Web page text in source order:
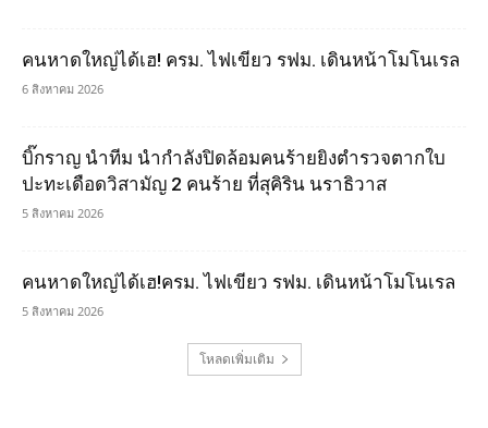
คนหาดใหญ่ได้เฮ! ครม. ไฟเขียว รฟม. เดินหน้าโมโนเรล
6 สิงหาคม 2026
บิ๊กราญ นำทีม นำกำลังปิดล้อมคนร้ายยิงตำรวจตากใบ
ปะทะเดือดวิสามัญ 2 คนร้าย ที่สุคิริน นราธิวาส
5 สิงหาคม 2026
คนหาดใหญ่ได้เฮ!ครม. ไฟเขียว รฟม. เดินหน้าโมโนเรล
5 สิงหาคม 2026
โหลดเพิ่มเติม